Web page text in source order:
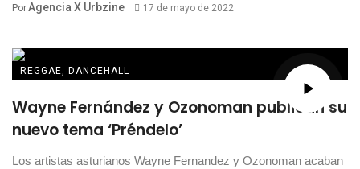
PorAgencia X Urbzine 17 de mayo de 2022
REGGAE, DANCEHALL
Wayne Fernández y Ozonoman publican su
nuevo tema ‘Préndelo’
Los artistas asturianos Wayne Fernandez y Ozonoman acaban